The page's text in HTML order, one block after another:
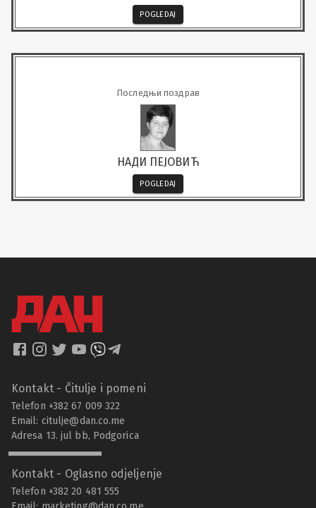
POGLEDAJ
Последњи поздрав
НАДИ ПЕЈОВИЋ
POGLEDAJ
Kontakt - Čitulje i pomeni
Telefon +382 67 009 322
Email: citulje@dan.co.me
Adresa 13. jul bb, Podgorica
Kontakt - Oglasno odjeljenje
Telefon +382 20 481 555